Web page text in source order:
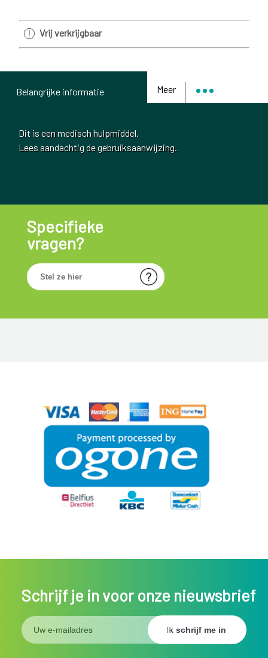
Vrij verkrijgbaar
Meer
Belangrijke informatie
Dit is een medisch hulpmiddel.
Lees aandachtig de gebruiksaanwijzing.
Specifieke
vragen?
Schrijf je in voor onze nieuwsbrief